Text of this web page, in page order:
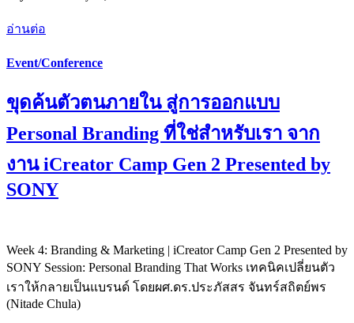
อ่านต่อ
Event/Conference
ขุดค้นตัวตนภายใน สู่การออกแบบ
Personal Branding ที่ใช่สำหรับเรา จาก
งาน iCreator Camp Gen 2 Presented by
SONY
Week 4: Branding & Marketing | iCreator Camp Gen 2 Presented by
SONY Session: Personal Branding That Works เทคนิคเปลี่ยนตัว
เราให้กลายเป็นแบรนด์ โดยผศ.ดร.ประภัสสร จันทร์สถิตย์พร
(Nitade Chula)